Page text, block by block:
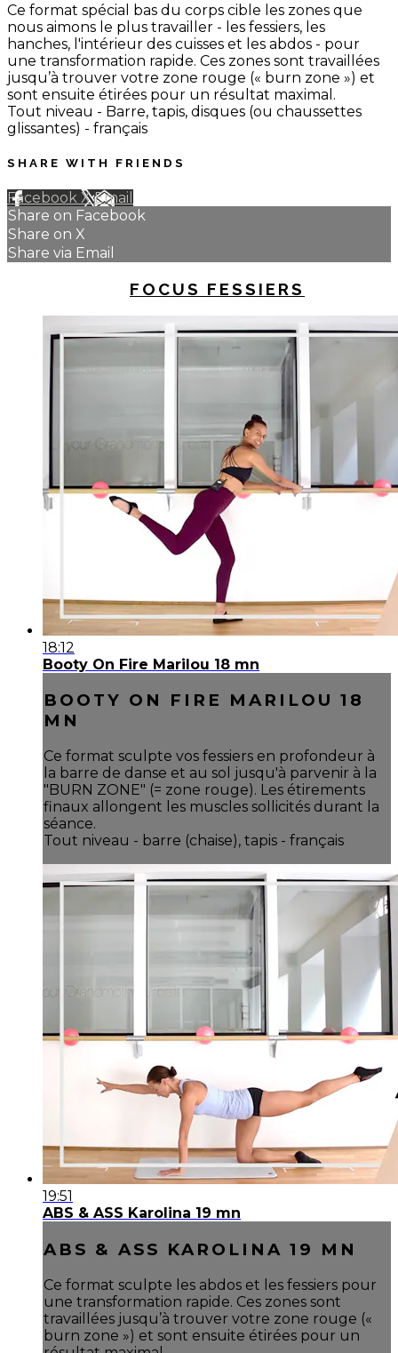
Ce format spécial bas du corps cible les zones que
nous aimons le plus travailler - les fessiers, les
hanches, l'intérieur des cuisses et les abdos - pour
une transformation rapide. Ces zones sont travaillées
jusqu’à trouver votre zone rouge (« burn zone ») et
sont ensuite étirées pour un résultat maximal.
Tout niveau - Barre, tapis, disques (ou chaussettes
glissantes) - français
SHARE WITH FRIENDS
Facebook XEmail
Share on Facebook
Share on X
Share via Email
FOCUS FESSIERS
18:12
Booty On Fire Marilou 18 mn
BOOTY ON FIRE MARILOU 18
MN
Ce format sculpte vos fessiers en profondeur à
la barre de danse et au sol jusqu'à parvenir à la
"BURN ZONE" (= zone rouge). Les étirements
finaux allongent les muscles sollicités durant la
séance.
Tout niveau - barre (chaise), tapis - français
19:51
ABS & ASS Karolina 19 mn
ABS & ASS KAROLINA 19 MN
Ce format sculpte les abdos et les fessiers pour
une transformation rapide. Ces zones sont
travaillées jusqu’à trouver votre zone rouge («
burn zone ») et sont ensuite étirées pour un